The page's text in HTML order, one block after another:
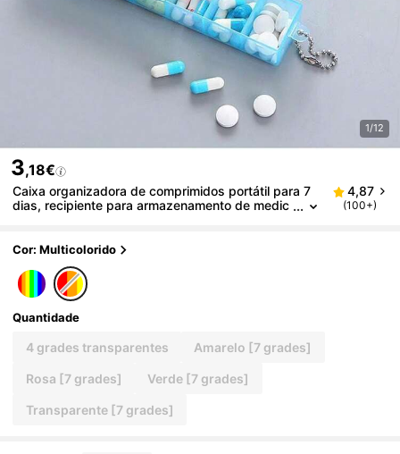
1/12
3,18€
Caixa organizadora de comprimidos portátil para 7
dias, recipiente para armazenamento de medic
rios separados, caixa de armazenamento de medic
e para comprimidos, cápsulas, grânulos, etc.
4,87
(100+)
Cor: Multicolorido
Quantidade
4 grades transparentes Amarelo [7 grades]
Rosa [7 grades] Verde [7 grades]
Transparente [7 grades]